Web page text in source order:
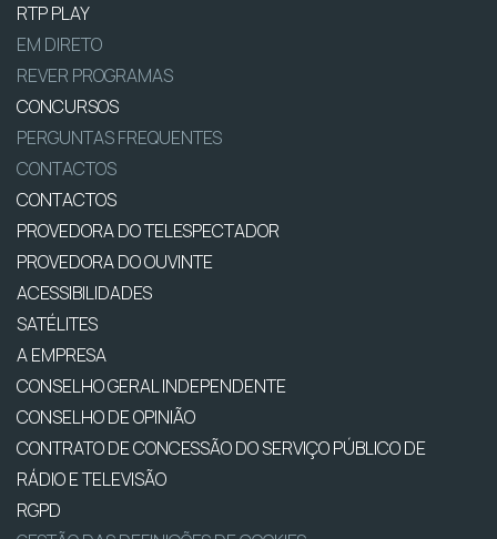
RTP PLAY
EM DIRETO
REVER PROGRAMAS
CONCURSOS
PERGUNTAS FREQUENTES
CONTACTOS
CONTACTOS
PROVEDORA DO TELESPECTADOR
PROVEDORA DO OUVINTE
ACESSIBILIDADES
SATÉLITES
A EMPRESA
CONSELHO GERAL INDEPENDENTE
CONSELHO DE OPINIÃO
CONTRATO DE CONCESSÃO DO SERVIÇO PÚBLICO DE
RÁDIO E TELEVISÃO
RGPD